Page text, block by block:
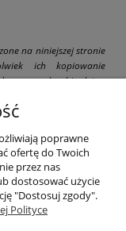
na niniejszej stronie
ich kopiowanie
strony drogbit.pl jest
poprawne
ofertę do Twoich
przez nas
dostosować użycie
"Dostosuj zgody".
Polityce